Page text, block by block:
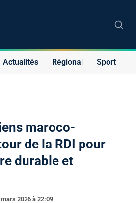
Actualités Régional Sport
maroco-
de la RDI pour
durable et
2026 à 22:09